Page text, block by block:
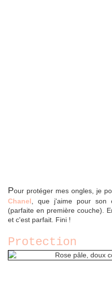
Pour protéger mes ongles, je
Chanel , que j'aime pour son
(parfaite en première couche).
et c'est parfait. Fini !
Protection